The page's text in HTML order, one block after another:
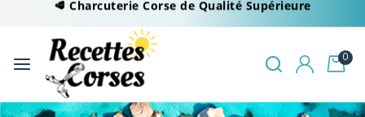
0